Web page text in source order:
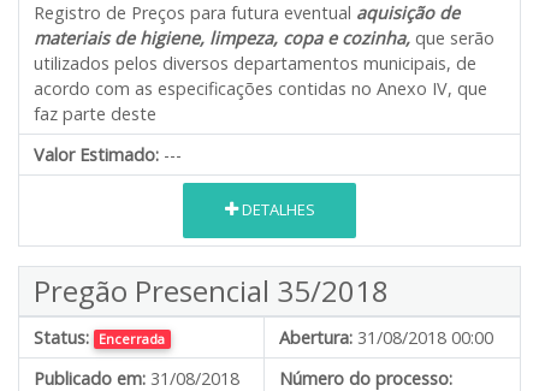
Registro de Preços para futura eventual aquisição de
materiais de higiene, limpeza, copa e cozinha, que serão
utilizados pelos diversos departamentos municipais, de
acordo com as especificações contidas no Anexo IV, que
faz parte deste
Valor Estimado: ---
DETALHES
Pregão Presencial 35/2018
Status: Encerrada Abertura: 31/08/2018 00:00
Publicado em: 31/08/2018
Número do processo: